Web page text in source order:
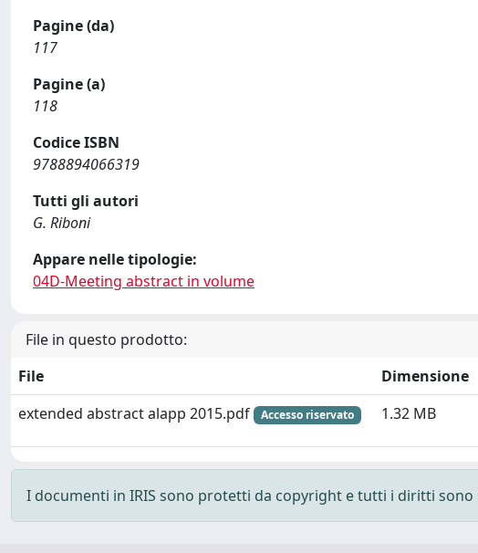
Pagine (da)
117
Pagine (a)
118
Codice ISBN
9788894066319
Tutti gli autori
G. Riboni
Appare nelle tipologie:
04D-Meeting abstract in volume
File in questo prodotto:
File
Dimensione
extended abstract alapp 2015.pdf
Accesso riservato 1.32 MB
I documenti in IRIS sono protetti da copyright e tutti i diritti sono